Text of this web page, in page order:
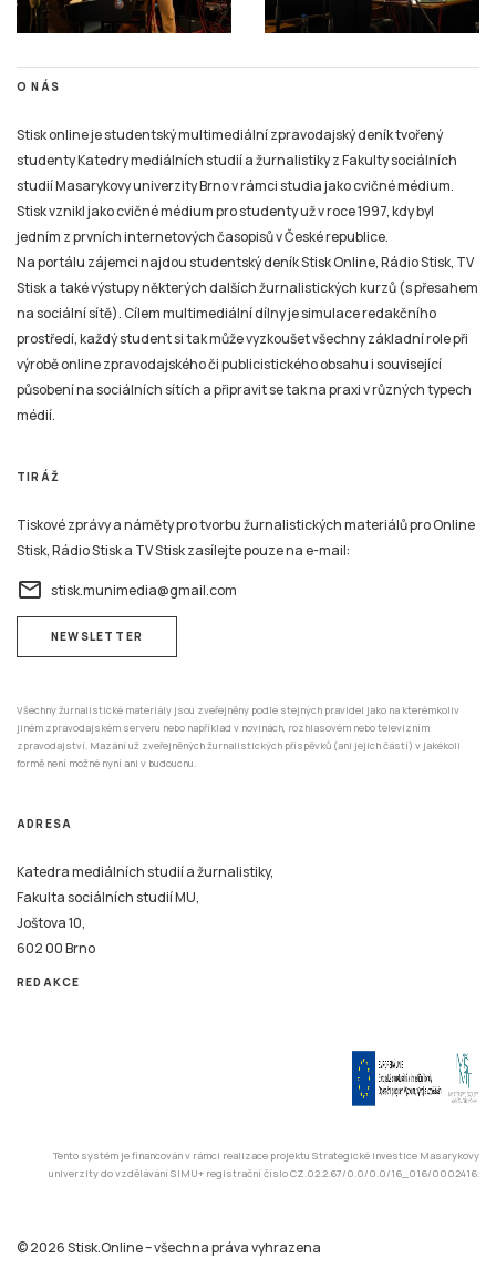
O NÁS
Stisk online je studentský multimediální zpravodajský deník tvořený
studenty Katedry mediálních studií a žurnalistiky z Fakulty sociálních
studií Masarykovy univerzity Brno v rámci studia jako cvičné médium.
Stisk vznikl jako cvičné médium pro studenty už v roce 1997, kdy byl
jedním z prvních internetových časopisů v České republice.
Na portálu zájemci najdou studentský deník Stisk Online, Rádio Stisk, TV
Stisk a také výstupy některých dalších žurnalistických kurzů (s přesahem
na sociální sítě). Cílem multimediální dílny je simulace redakčního
prostředí, každý student si tak může vyzkoušet všechny základní role při
výrobě online zpravodajského či publicistického obsahu i související
působení na sociálních sítích a připravit se tak na praxi v různých typech
médií.
TIRÁŽ
Tiskové zprávy a náměty pro tvorbu žurnalistických materiálů pro Online
Stisk, Rádio Stisk a TV Stisk zasílejte pouze na e-mail:
email stisk.munimedia@gmail.com
NEWSLETTER
Všechny žurnalistické materiály jsou zveřejněny podle stejných pravidel jako na kterémkoliv
jiném zpravodajském serveru nebo například v novinách, rozhlasovém nebo televizním
zpravodajství. Mazání už zveřejněných žurnalistických příspěvků (ani jejich částí) v jakékoli
formě není možné nyní ani v budoucnu.
ADRESA
Katedra mediálních studií a žurnalistiky,
Fakulta sociálních studií MU,
Joštova 10,
602 00 Brno
REDAKCE
Tento systém je financován v rámci realizace projektu Strategické investice Masarykovy
univerzity do vzdělávání SIMU+ registrační číslo CZ.02.2.67/0.0/0.0/16_016/0002416.
© 2026 Stisk.Online – všechna práva vyhrazena